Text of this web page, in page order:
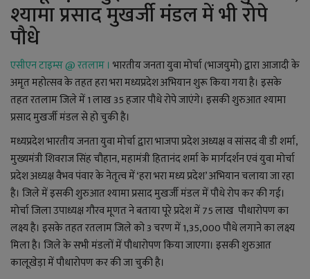
Language
English Hiindi
श्यामा प्रसाद मुखर्जी मंडल में भी रोपे
पौधे
एसीएन टाइम्स @ रतलाम । भारतीय जनता युवा मोर्चा (भाजयुमो) द्वारा आजादी के
अमृत महोत्सव के तहत हरा भरा मध्यप्रदेश अभियान शुरू किया गया है। इसके
तहत रतलाम जिले में 1 लाख 35 हजार पौधे रोपे जाएंगे। इसकी शुरुआत श्यामा
प्रसाद मुखर्जी मंडल से हो चुकी है।
मध्यप्रदेश भारतीय जनता युवा मोर्चा द्वारा भाजपा प्रदेश अध्यक्ष व सांसद वी डी शर्मा,
मुख्यमंत्री शिवराज सिंह चौहान, महामंत्री हितानंद शर्मा के मार्गदर्शन एवं युवा मोर्चा
प्रदेश अध्यक्ष वैभव पंवार के नेतृत्व में ‘हरा भरा मध्य प्रदेश’ अभियान चलाया जा रहा
है। जिले में इसकी शुरुआत श्यामा प्रसाद मुखर्जी मंडल में पौधे रोप कर की गई।
मोर्चा जिला उपाध्यक्ष गौरव मूणत ने बताया पूरे प्रदेश में 75 लाख पौधारोपण का
लक्ष्य है। इसके तहत रतलाम जिले को 3 चरण में 1,35,000 पौधे लगाने का लक्ष्य
मिला है। जिले के सभी मंडलों में पौधारोपण किया जाएगा। इसकी शुरुआत
कालूखेड़ा में पौधारोपण कर की जा चुकी है।